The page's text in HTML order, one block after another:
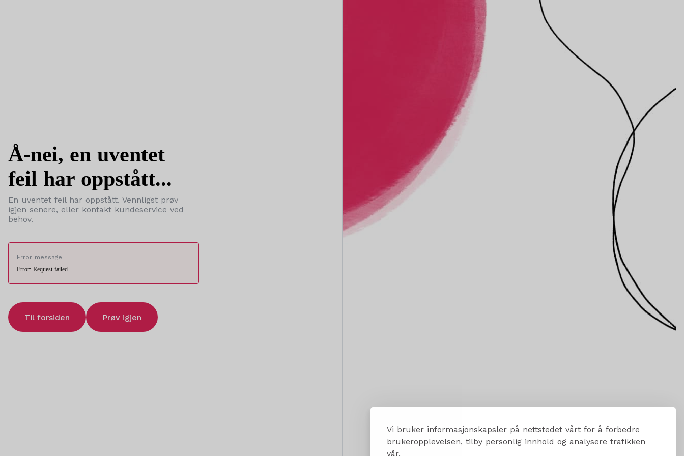
Vi bruker informasjonskapsler på nettstedet vårt for å forbedre
brukeropplevelsen, tilby personlig innhold og analysere trafikken
vår.
Å-nei, en uventet
feil har oppstått...
En uventet feil har oppstått. Vennligst prøv
igjen senere, eller kontakt kundeservice ved
behov.
Error message:
Error: Request failed
Til forsiden Prøv igjen